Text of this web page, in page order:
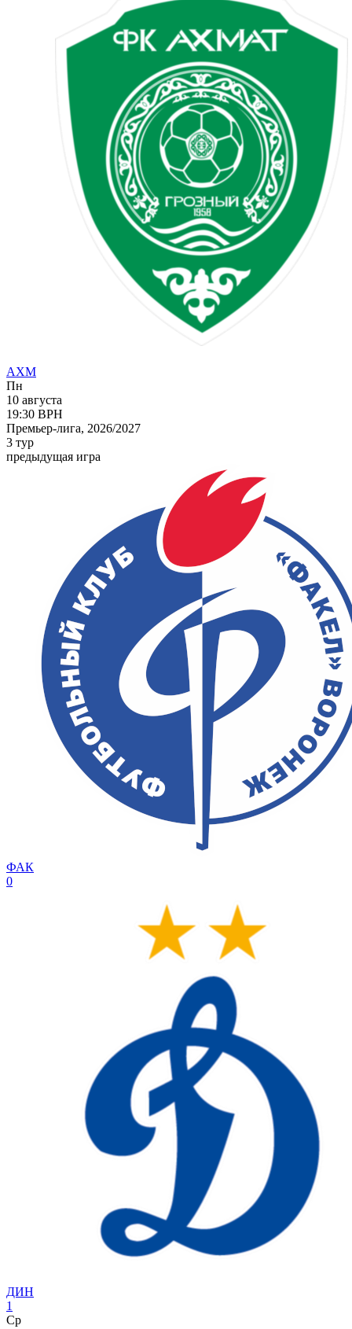
АХМ
Пн
10 августа
19:30 ВРН
Премьер-лига, 2026/2027
3 тур
предыдущая игра
ФАК
0
ДИН
1
Ср